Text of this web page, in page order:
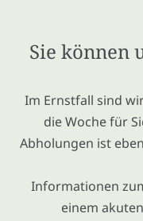
Sie können
Im Ernstfall sind
die Woche für
Abholungen ist
Informationen
einem